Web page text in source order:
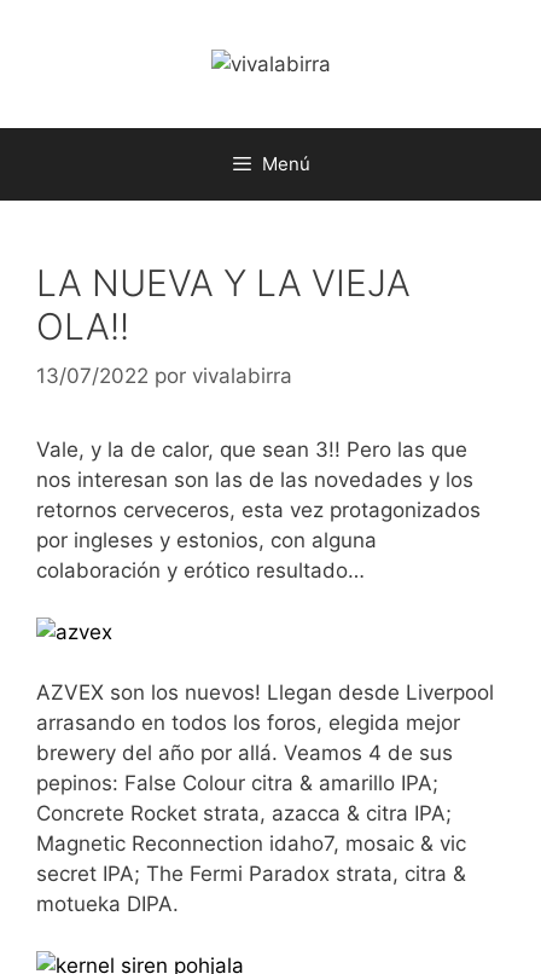
Menú
LA NUEVA Y LA VIEJA
OLA!!
13/07/2022 por vivalabirra
Vale, y la de calor, que sean 3!! Pero las que
nos interesan son las de las novedades y los
retornos cerveceros, esta vez protagonizados
por ingleses y estonios, con alguna
colaboración y erótico resultado…
AZVEX son los nuevos! Llegan desde Liverpool
arrasando en todos los foros, elegida mejor
brewery del año por allá. Veamos 4 de sus
pepinos: False Colour citra & amarillo IPA;
Concrete Rocket strata, azacca & citra IPA;
Magnetic Reconnection idaho7, mosaic & vic
secret IPA; The Fermi Paradox strata, citra &
motueka DIPA.